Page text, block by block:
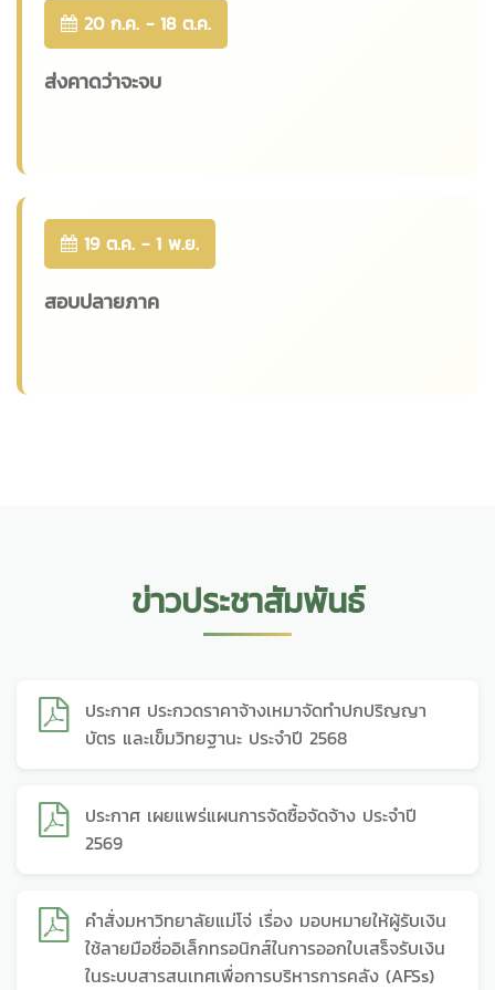
20 ก.ค. - 18 ต.ค.
ส่งคาดว่าจะจบ
19 ต.ค. - 1 พ.ย.
สอบปลายภาค
ข่าวประชาสัมพันธ์
ประกาศ ประกวดราคาจ้างเหมาจัดทำปกปริญญา
บัตร และเข็มวิทยฐานะ ประจำปี 2568
ประกาศ เผยแพร่แผนการจัดซื้อจัดจ้าง ประจำปี
2569
คำสั่งมหาวิทยาลัยแม่โจ่ เรื่อง มอบหมายให้ผู้รับเงิน
ใช้ลายมือชื่ออิเล็กทรอนิกส์ในการออกใบเสร็จรับเงิน
ในระบบสารสนเทศเพื่อการบริหารการคลัง (AFSs)